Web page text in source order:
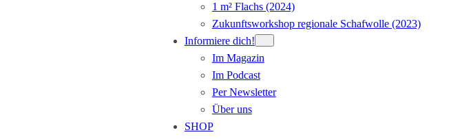
1 m² Flachs (2024)
Zukunftsworkshop regionale Schafwolle (2023)
Informiere dich!
Im Magazin
Im Podcast
Per Newsletter
Über uns
SHOP